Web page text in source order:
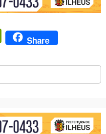
PrintFriendly
Share